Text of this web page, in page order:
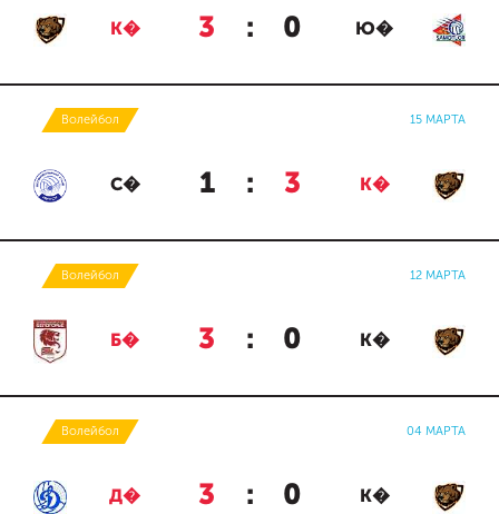
К� 3 : 0 Ю�
Волейбол 15 МАРТА
С� 1 : 3 К�
Волейбол 12 МАРТА
Б� 3 : 0 К�
Волейбол 04 МАРТА
Д� 3 : 0 К�